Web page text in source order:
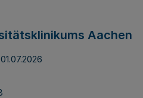
Aachen
01.07.2026